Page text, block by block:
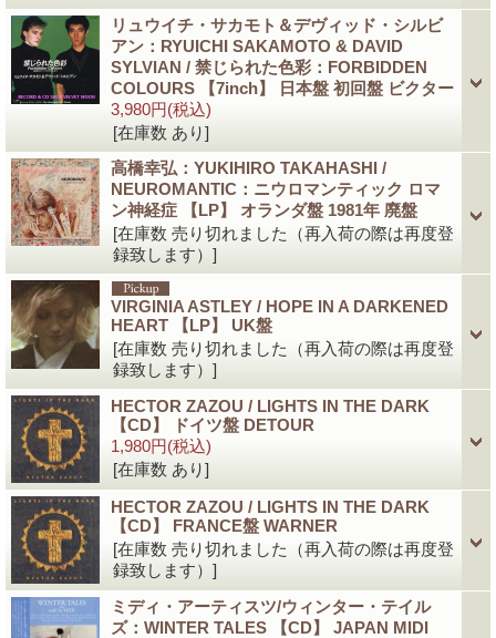
リュウイチ・サカモト＆デヴィッド・シルビ
アン：RYUICHI SAKAMOTO & DAVID
SYLVIAN / 禁じられた色彩：FORBIDDEN
COLOURS 【7inch】 日本盤 初回盤 ビクター
3,980円(税込)
[在庫数 あり]
高橋幸弘：YUKIHIRO TAKAHASHI /
NEUROMANTIC：ニウロマンティック ロマ
ン神経症 【LP】 オランダ盤 1981年 廃盤
[在庫数 売り切れました（再入荷の際は再度登
録致します）]
VIRGINIA ASTLEY / HOPE IN A DARKENED
HEART 【LP】 UK盤
[在庫数 売り切れました（再入荷の際は再度登
録致します）]
HECTOR ZAZOU / LIGHTS IN THE DARK
【CD】 ドイツ盤 DETOUR
1,980円(税込)
[在庫数 あり]
HECTOR ZAZOU / LIGHTS IN THE DARK
【CD】 FRANCE盤 WARNER
[在庫数 売り切れました（再入荷の際は再度登
録致します）]
ミディ・アーティスツ/ウィンター・テイル
ズ：WINTER TALES 【CD】 JAPAN MIDI